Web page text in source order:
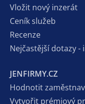
Vložit nový inzerát
Ceník služeb
Recenze
Nejčastější dotazy -
JENFIRMY.CZ
Hodnotit
Vytvořit prémiový